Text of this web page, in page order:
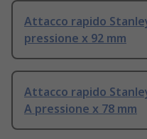
Attacco rapido
pressione x 92 mm
Attacco rapido
A pressione x 78 mm